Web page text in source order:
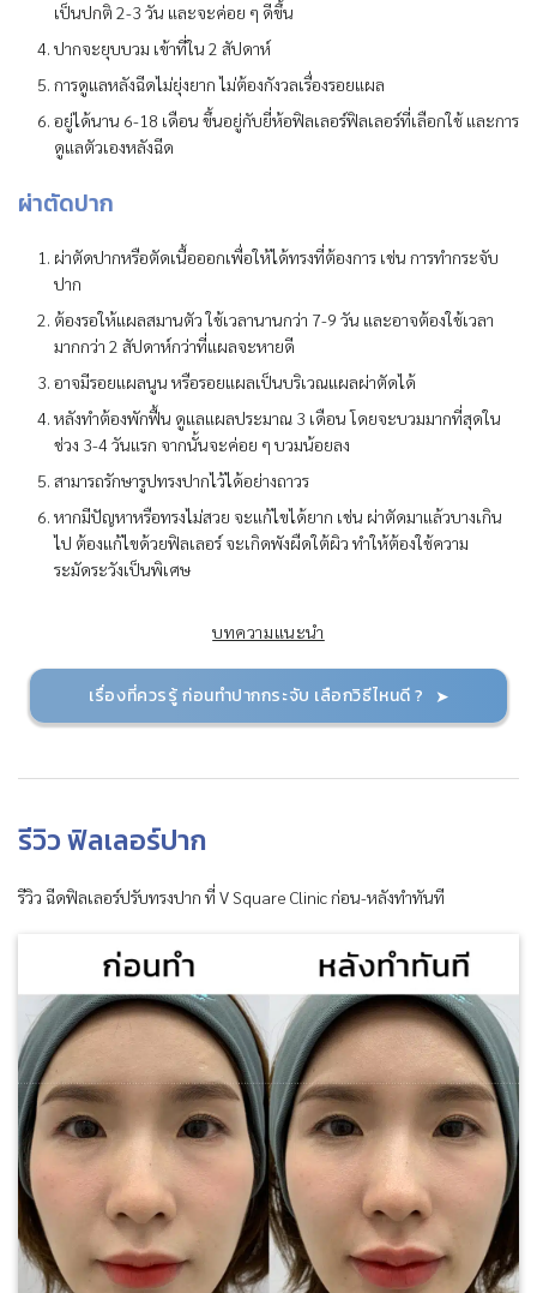
เป็นปกติ 2-3 วัน และจะค่อย ๆ ดีขึ้น
ปากจะยุบบวม เข้าที่ใน 2 สัปดาห์
การดูแลหลังฉีดไม่ยุ่งยาก ไม่ต้องกังวลเรื่องรอยแผล
อยู่ได้นาน 6-18 เดือน ขึ้นอยู่กับยี่ห้อฟิลเลอร์ฟิลเลอร์ที่เลือกใช้ และการ
ดูแลตัวเองหลังฉีด
ผ่าตัดปาก
ผ่าตัดปากหรือตัดเนื้อออกเพื่อให้ได้ทรงที่ต้องการ เช่น การทำกระจับ
ปาก
ต้องรอให้แผลสมานตัว ใช้เวลานานกว่า 7-9 วัน และอาจต้องใช้เวลา
มากกว่า 2 สัปดาห์กว่าที่แผลจะหายดี
อาจมีรอยแผลนูน หรือรอยแผลเป็นบริเวณแผลผ่าตัดได้
หลังทำต้องพักฟื้น ดูแลแผลประมาณ 3 เดือน โดยจะบวมมากที่สุดใน
ช่วง 3-4 วันแรก จากนั้นจะค่อย ๆ บวมน้อยลง
สามารถรักษารูปทรงปากไว้ได้อย่างถาวร
หากมีปัญหาหรือทรงไม่สวย จะแก้ไขได้ยาก เช่น ผ่าตัดมาแล้วบางเกิน
ไป ต้องแก้ไขด้วยฟิลเลอร์ จะเกิดพังผืดใต้ผิว ทำให้ต้องใช้ความ
ระมัดระวังเป็นพิเศษ
บทความแนะนำ
เรื่องที่ควรรู้ ก่อนทำปากกระจับ เลือกวิธีไหนดี ?
รีวิว ฟิลเลอร์ปาก
รีวิว ฉีดฟิลเลอร์ปรับทรงปาก ที่ V Square Clinic ก่อน-หลังทำทันที